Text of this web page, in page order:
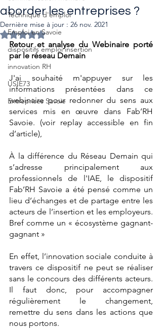
Technique d'emploi
Emploi en Savoie
dispositifs emploi insertion
innovation RH
USIE73
Entreprises Savoie
aborder les entreprises ?
Dernière mise à jour : 26 nov. 2021
Noté NaN étoiles sur 5.
Retour et analyse du Webinaire porté
par le réseau Demain
J'ai souhaité m'appuyer sur les
informations présentées dans ce
webinaire pour redonner du sens aux
services mis en œuvre dans Fab’RH
Savoie. (voir replay accessible en fin
d’article),
À la différence du Réseau Demain qui
s’adresse principalement aux
professionnels de l'IAE, le dispositif
Fab’RH Savoie a été pensé comme un
lieu d’échanges et de partage entre les
acteurs de l’insertion et les employeurs.
Bref comme un « écosystème gagnant-
gagnant »
En effet, l’innovation sociale conduite à
travers ce dispositif ne peut se réaliser
sans le concours des différents acteurs.
Il faut donc, pour accompagner
régulièrement le changement,
remettre du sens dans les actions que
nous portons.